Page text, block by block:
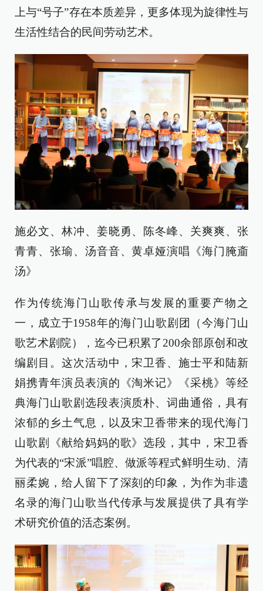
上与“号子”存在本质差异，更多体现为旋律性与
生活性结合的民间劳动艺术。
施必文、林冲、姜晓勇、陈冬峰、关爽爽、张
青青、张瑜、汤音音、黄卓娅演唱《海门腌齑
汤》
作为传统海门山歌传承与发展的重要产物之
一，成立于1958年的海门山歌剧团（今海门山
歌艺术剧院），迄今已积累了200余部原创和改
编剧目。这次活动中，宋卫香、施士平和陆新
娟携青年演员表演的《淘米记》《采桃》等经
典海门山歌剧选段表演质朴、词曲通俗，具有
浓郁的乡土气息，以及宋卫香带来的现代海门
山歌剧《献给妈妈的歌》选段，其中，宋卫香
为代表的“宋派”唱腔、做派等程式鲜明生动、清
丽柔婉，给人留下了深刻的印象，为作为非遗
名录的海门山歌当代传承与发展提供了具有学
术研究价值的活态案例。